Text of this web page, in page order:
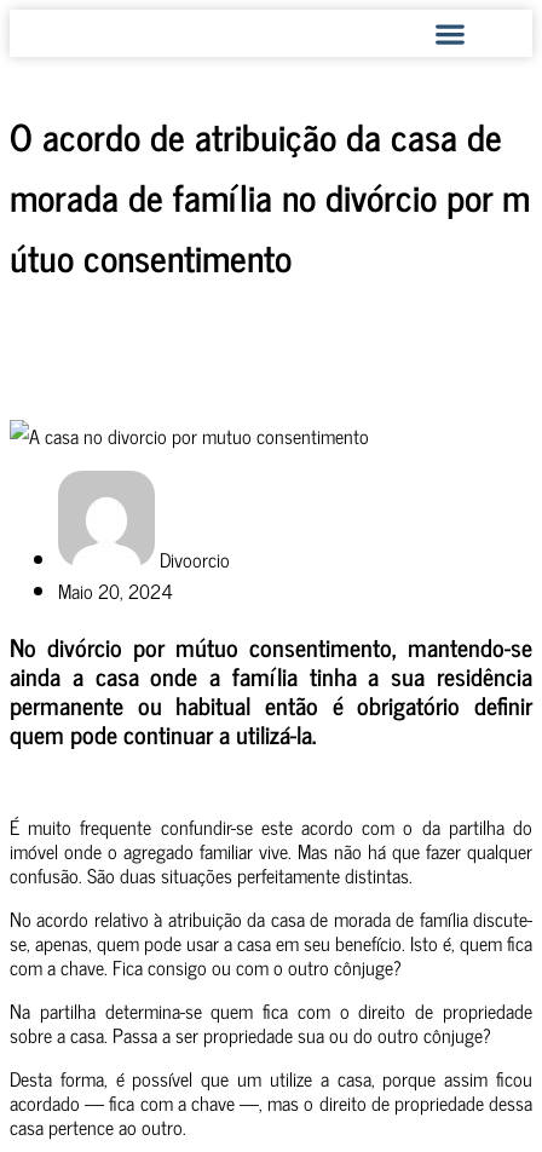
O acordo de atribuição da casa de
morada de família no divórcio por m
útuo consentimento
Divoorcio
Maio 20, 2024
No divórcio por mútuo consentimento, mantendo-se
ainda a casa onde a família tinha a sua residência
permanente ou habitual então é obrigatório definir
quem pode continuar a utilizá-la.
É muito frequente confundir-se este acordo com o da partilha do
imóvel onde o agregado familiar vive. Mas não há que fazer qualquer
confusão. São duas situações perfeitamente distintas.
No acordo relativo à atribuição da casa de morada de família discute-
se, apenas, quem pode usar a casa em seu benefício. Isto é, quem fica
com a chave. Fica consigo ou com o outro cônjuge?
Na partilha determina-se quem fica com o direito de propriedade
sobre a casa. Passa a ser propriedade sua ou do outro cônjuge?
Desta forma, é possível que um utilize a casa, porque assim ficou
acordado — fica com a chave —, mas o direito de propriedade dessa
casa pertence ao outro.